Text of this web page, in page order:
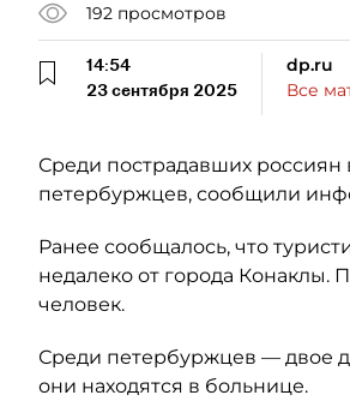
192 просмотров
14:54
23 сентября 2025
dp.ru
Все
Среди пострадавших россиян
петербуржцев, сообщили
Ранее сообщалось, что
недалеко от города Конаклы.
человек.
Среди петербуржцев — двое
они находятся в больнице.